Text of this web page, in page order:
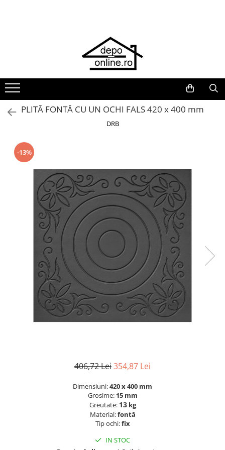
Grătare barbeque din fontă
România
Grătare tehnice din fontă România
Vase de gătit din fontă România
GRĂTARE DE GRĂDINĂ
Accesorii pentru grătare
Cuptoare de pizza
Grătare din fontă
Grătare din inox
Grătare electrice
Grătare pe cărbuni
GRĂTARE PE GAZ
UȘI DIN FONTĂ
Uși de cuptor
Uși pentru sobă și șemineu
VASE DE GĂTIT
REDUCERI VASE DIN FONTĂ
CUPTOARE PENTRU SOBĂ
ACCESORII SOBĂ, ȘEMINEU ȘI
PLITĂ FONTĂ CU UN OCHI FALS 420 x 400 mm
DRB
-13%
406,72 Lei354,87 Lei
Dimensiuni:420 x 400 mm
Grosime: 15 mm
Greutate: 13kg
Material:fontă
Tip ochi:fix
IN STOC